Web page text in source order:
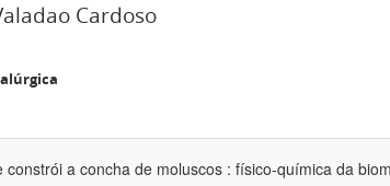
Cardoso
constrói a concha de moluscos : físico-química da